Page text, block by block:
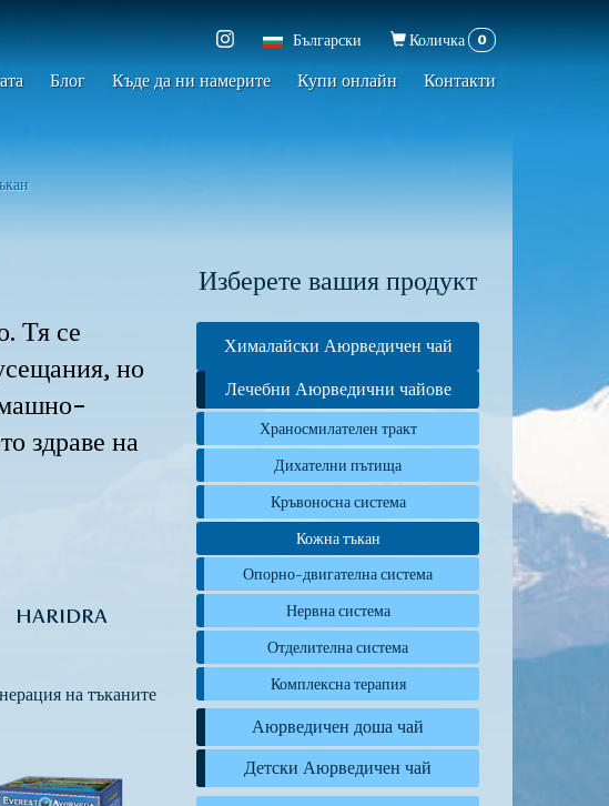
Български
Форма
за
търсене
Количка 0
Блог Къде да ни намерите Купи онлайн​ Контакти
Тя се
но
здраве на
HARIDRA
на тъканите
Изберете вашия продукт
Хималайски Аюрведичен чай
Лечебни Аюрведични чайове
Храносмилателен тракт
Дихателни пътища
Кръвоносна система
Кожна тъкан
Опорно-двигателна система
Нервна система
Отделителна система
Комплексна терапия
Аюрведичен доша чай
Детски Аюрведичен чай